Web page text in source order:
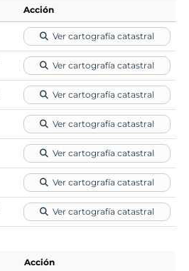
Acción
Ver cartografía catastral
Ver cartografía catastral
Ver cartografía catastral
Ver cartografía catastral
Ver cartografía catastral
Ver cartografía catastral
Ver cartografía catastral
Acción